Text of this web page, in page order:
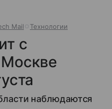
Mail Технологии
с
наблюдаются